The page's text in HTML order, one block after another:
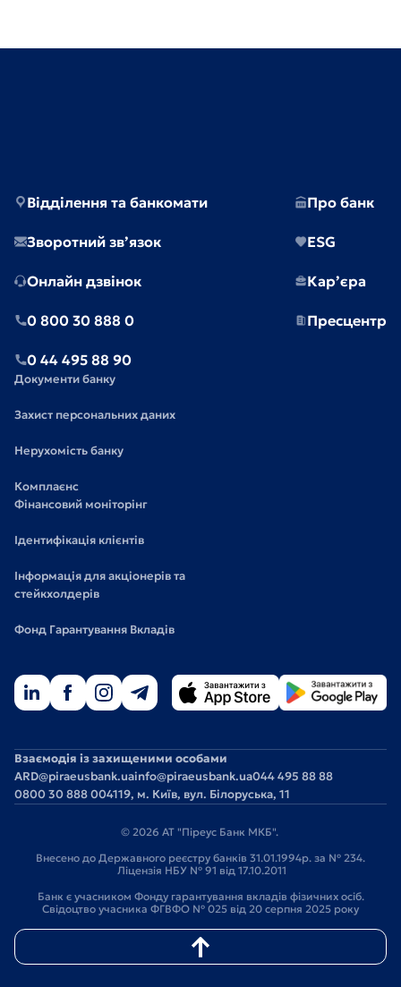
Відділення та банкомати
Зворотний зв’язок
Онлайн дзвінок
0 800 30 888 0
0 44 495 88 90
Про банк
ESG
Кар’єра
Пресцентр
Документи банку
Захист персональних даних
Нерухомість банку
Комплаєнс
Фінансовий моніторінг
Ідентифікація клієнтів
Інформація для акціонерів та
стейкхолдерів
Фонд Гарантування Вкладів
Взаємодія із захищеними особами
ARD@piraeusbank.uainfo@piraeusbank.ua044 495 88 88
0800 30 888 004119, м. Київ, вул. Білоруська, 11
© 2026 АТ "Піреус Банк МКБ".
Внесено до Державного реєстру банків 31.01.1994р. за № 234.
Ліцензія НБУ № 91 від 17.10.2011
Банк є учасником Фонду гарантування вкладів фізичних осіб.
Свідоцтво учасника ФГВФО № 025 від 20 серпня 2025 року